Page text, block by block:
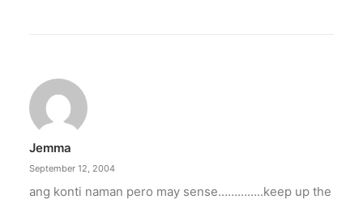
Jemma
September 12, 2004
ang konti naman pero may sense…………..keep up the